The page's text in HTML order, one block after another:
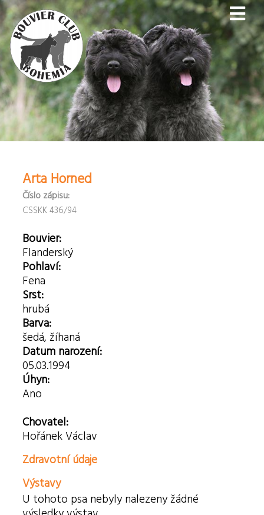
Arta Horned
Číslo zápisu:
CSSKK 436/94
Bouvier:
Flanderský
Pohlaví:
Fena
Srst:
hrubá
Barva:
šedá, žíhaná
Datum narození:
05.03.1994
Úhyn:
Ano
Chovatel:
Hořánek Václav
Zdravotní údaje
Výstavy
U tohoto psa nebyly nalezeny žádné